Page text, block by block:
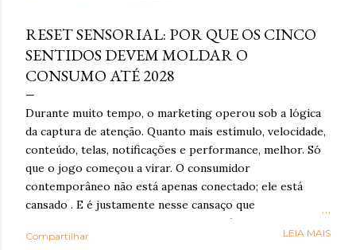
RESET SENSORIAL: POR QUE OS CINCO
SENTIDOS DEVEM MOLDAR O
CONSUMO ATÉ 2028
Durante muito tempo, o marketing operou sob a lógica
da captura de atenção. Quanto mais estímulo, velocidade,
conteúdo, telas, notificações e performance, melhor. Só
que o jogo começou a virar. O consumidor
contemporâneo não está apenas conectado; ele está
cansado . E é justamente nesse cansaço que o reset
sensorial ganha força: como resposta à exaustão
cognitiva e emocional provocada por anos de
Compartilhar LEIA MAIS